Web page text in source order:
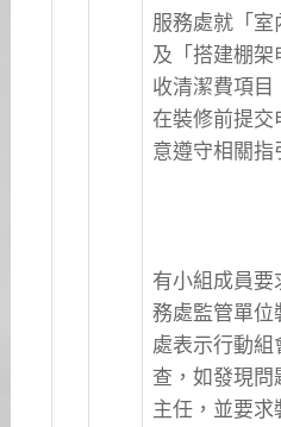
服務處就「室
及「搭建棚
收清潔費項
在裝修前提
意遵守相關指
有小組成員
務處監管單
處表示行動
查，如發現
主任，並要